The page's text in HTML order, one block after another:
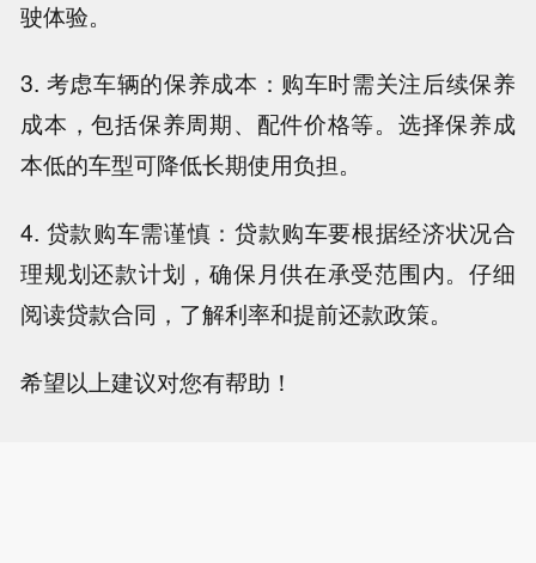
驶体验。
3. 考虑车辆的保养成本：购车时需关注后续保养
成本，包括保养周期、配件价格等。选择保养成
本低的车型可降低长期使用负担。
4. 贷款购车需谨慎：贷款购车要根据经济状况合
理规划还款计划，确保月供在承受范围内。仔细
阅读贷款合同，了解利率和提前还款政策。
希望以上建议对您有帮助！